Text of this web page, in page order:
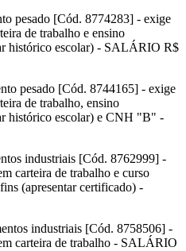
pesado [Cód. 8774283] - exige
de trabalho e ensino
histórico escolar) - SALÁRIO R$
pesado [Cód. 8744165] - exige
de trabalho, ensino
histórico escolar) e CNH "B" -
industriais [Cód. 8762999] -
carteira de trabalho e curso
(apresentar certificado) -
industriais [Cód. 8758506] -
carteira de trabalho - SALÁRIO